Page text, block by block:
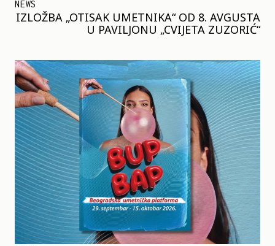
NEWS
IZLOŽBA „OTISAK UMETNIKA“ OD 8. AVGUSTA
U PAVILJONU „CVIJETA ZUZORIĆ“